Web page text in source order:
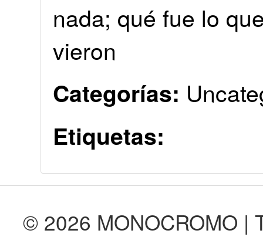
nada; qué fue lo
vieron
Categorías:
Etiquetas:
© 2026 MONOCROMO |